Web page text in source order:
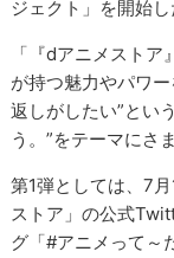
ジェクト」を開始し
「『dアニメスト
が持つ魅力やパワ
返しがしたい”とい
う。”をテーマにさ
第1弾としては、7
ストア」の公式
グ「#アニメって～